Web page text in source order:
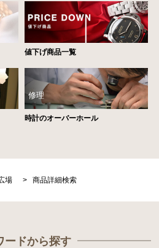
値下げ商品一覧
修理
時計のオーバーホール
場 > 商品詳細検索
ードから探す